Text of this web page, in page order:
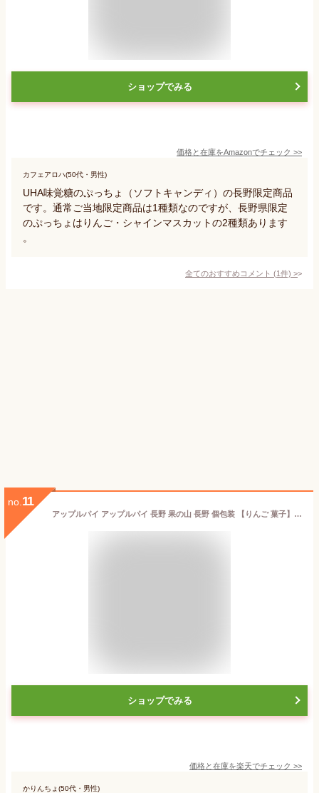
ショップでみる
価格と在庫をAmazonでチェック >>
カフェアロハ(50代・男性)
UHA味覚糖のぷっちょ（ソフトキャンディ）の長野限定商品
です。通常ご当地限定商品は1種類なのですが、長野県限定
のぷっちょはりんご・シャインマスカットの2種類あります
。
全てのおすすめコメント (1件) >
no. 11
アップルパイ アップルパイ 長野 果の山 長野 個包装 【りんご 菓子】 【信州 みやげ】 食品ロス 果の山 スティックパイ 3個入袋 1個 信州りんご スイーツ アップルパイ 南信州で飯田・高森町・松川で採れた摘果リンゴを使用 食品ロスの削減 贈り物 プチギフト プレゼント
ショップでみる
価格と在庫を楽天でチェック >>
かりんちょ(50代・男性)